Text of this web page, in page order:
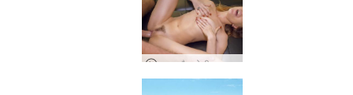
इवान और ओली का स्वर्ग में मौखिक जुनून